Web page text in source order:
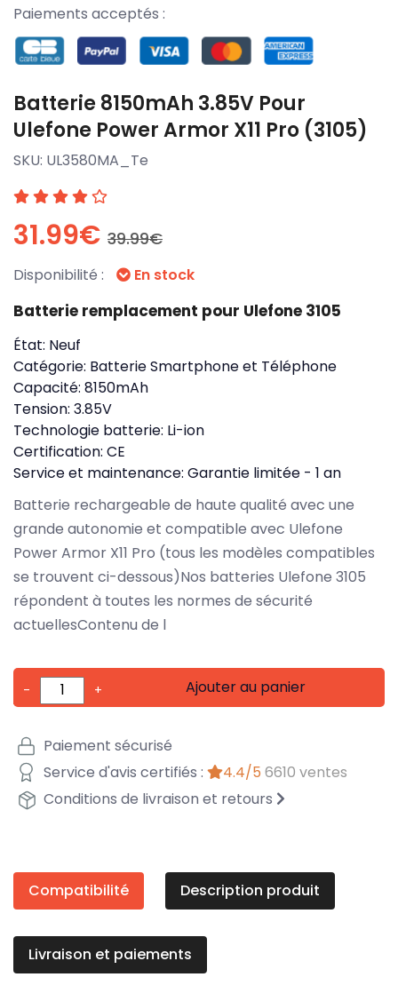
Paiements acceptés :
Batterie 8150mAh 3.85V Pour
Ulefone Power Armor X11 Pro (3105)
SKU: UL3580MA_Te
31.99€ 39.99€
Disponibilité : En stock
Batterie remplacement pour Ulefone 3105
État: Neuf
Catégorie: Batterie Smartphone et Téléphone
Capacité: 8150mAh
Tension: 3.85V
Technologie batterie: Li-ion
Certification: CE
Service et maintenance: Garantie limitée - 1 an
Batterie rechargeable de haute qualité avec une
grande autonomie et compatible avec Ulefone
Power Armor X11 Pro (tous les modèles compatibles
se trouvent ci-dessous)Nos batteries Ulefone 3105
répondent à toutes les normes de sécurité
actuellesContenu de l
- + Ajouter au panier
Paiement sécurisé
Service d'avis certifiés :
4.4/5 6610 ventes
Conditions de livraison et retours
Compatibilité Description produit
Livraison et paiements